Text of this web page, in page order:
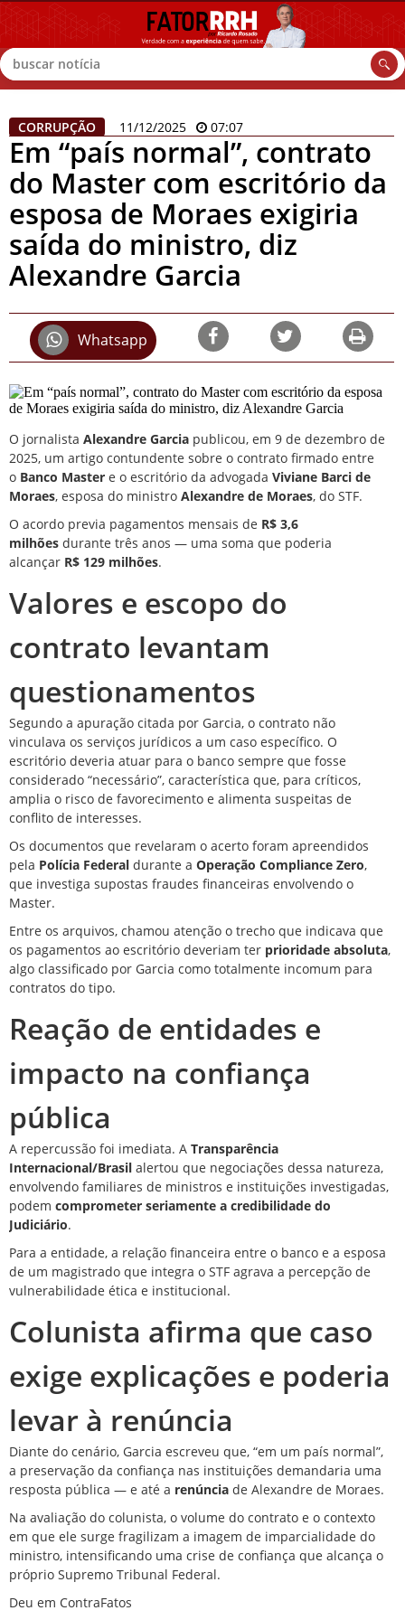
Buscar
CORRUPÇÃO 11/12/2025 07:07
Em “país normal”, contrato
do Master com escritório da
esposa de Moraes exigiria
saída do ministro, diz
Alexandre Garcia
Whatsapp
O jornalista Alexandre Garcia publicou, em 9 de dezembro de
2025, um artigo contundente sobre o contrato firmado entre
o Banco Master e o escritório da advogada Viviane Barci de
Moraes, esposa do ministro Alexandre de Moraes, do STF.
O acordo previa pagamentos mensais de R$ 3,6
milhões durante três anos — uma soma que poderia
alcançar R$ 129 milhões.
Valores e escopo do
contrato levantam
questionamentos
Segundo a apuração citada por Garcia, o contrato não
vinculava os serviços jurídicos a um caso específico. O
escritório deveria atuar para o banco sempre que fosse
considerado “necessário”, característica que, para críticos,
amplia o risco de favorecimento e alimenta suspeitas de
conflito de interesses.
Os documentos que revelaram o acerto foram apreendidos
pela Polícia Federal durante a Operação Compliance Zero,
que investiga supostas fraudes financeiras envolvendo o
Master.
Entre os arquivos, chamou atenção o trecho que indicava que
os pagamentos ao escritório deveriam ter prioridade absoluta,
algo classificado por Garcia como totalmente incomum para
contratos do tipo.
Reação de entidades e
impacto na confiança
pública
A repercussão foi imediata. A Transparência
Internacional/Brasil alertou que negociações dessa natureza,
envolvendo familiares de ministros e instituições investigadas,
podem comprometer seriamente a credibilidade do
Judiciário.
Para a entidade, a relação financeira entre o banco e a esposa
de um magistrado que integra o STF agrava a percepção de
vulnerabilidade ética e institucional.
Colunista afirma que caso
exige explicações e poderia
levar à renúncia
Diante do cenário, Garcia escreveu que, “em um país normal”,
a preservação da confiança nas instituições demandaria uma
resposta pública — e até a renúncia de Alexandre de Moraes.
Na avaliação do colunista, o volume do contrato e o contexto
em que ele surge fragilizam a imagem de imparcialidade do
ministro, intensificando uma crise de confiança que alcança o
próprio Supremo Tribunal Federal.
Deu em ContraFatos